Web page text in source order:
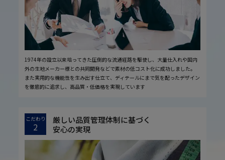
1974年の設立以来培ってきた圧倒的な流通経路を駆使し、大量仕入れや国内
外の生地メーカー様との共同開発などで素材の低コスト化に成功しました。
また実用的な機能性を生み出す仕立て、ディテールにまで気を配ったデザイン
を徹底的に追求し、高品質・低価格を実現しています
こだわり
2
厳しい品質管理体制に基づく
安心の実現